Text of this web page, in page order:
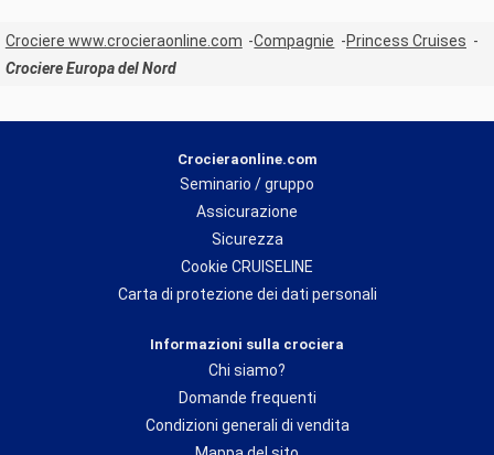
Crociere www.crocieraonline.com Compagnie
Princess Cruises
Crociere Europa del Nord
Crocieraonline.com
Seminario / gruppo
Assicurazione
Sicurezza
Cookie CRUISELINE
Carta di protezione dei dati personali
Informazioni sulla crociera
Chi siamo?
Domande frequenti
Condizioni generali di vendita